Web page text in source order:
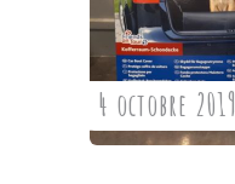
4 octobre 2019